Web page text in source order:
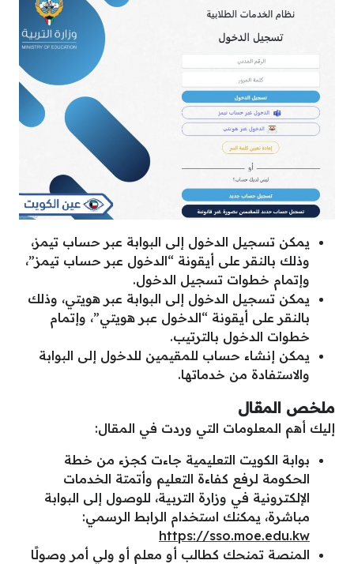
يمكن تسجيل الدخول إلى البوابة عبر حساب تيمز،
وذلك بالنقر على أيقونة “الدخول عبر حساب تيمز”،
وإتمام خطوات تسجيل الدخول.
يمكن تسجيل الدخول إلى البوابة عبر هويتي، وذلك
بالنقر على أيقونة “الدخول عبر هويتي”، وإتمام
خطوات الدخول بالترتيب.
يمكن إنشاء حساب للمقيمين للدخول إلى البوابة
والاستفادة من خدماتها.
ملخص المقال
إليك أهم المعلومات التي وردت في المقال:
بوابة الكويت التعليمية جاءت كجزء من خطة
الحكومة لرفع كفاءة التعليم وأتمتة الخدمات
الإلكترونية في وزارة التربية، للوصول إلى البوابة
مباشرة، يمكنك استخدام الرابط الرسمي:
https://sso.moe.edu.kw
المنصة تمنحك كطالب أو معلم أو ولي أمر وصولًا